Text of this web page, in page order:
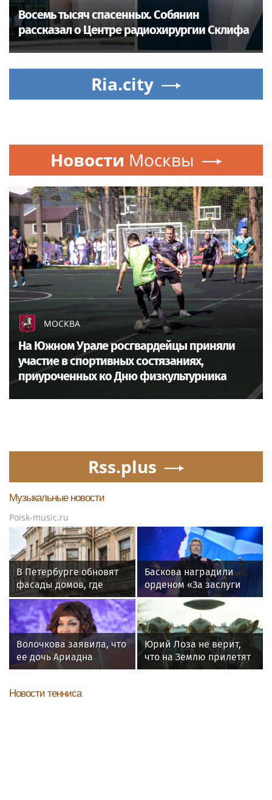
Восемь тысяч спасенных. Собянин
рассказал о Центре радиохирургии Склифа
Ria.city
Новости Москвы
МОСКВА
На Южном Урале росгвардейцы приняли
участие в спортивных состязаниях,
приуроченных ко Дню физкультурника
Rss.plus
Музыкальные новости
Poisk-music.ru
В Петербурге обновят
фасады домов, где
жили Чайковский и
Тургенев
Баскова наградили
орденом «За заслуги
перед отечеством»
IV степени
Волочкова заявила, что
ее дочь Ариадна
«совершила глупость»,
Юрий Лоза не верит,
что на Землю прилетят
инопланетяне
Новости тенниса